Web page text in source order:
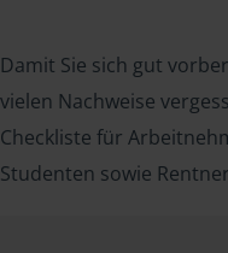
Damit Sie sich gut
vielen Nachweise
Checkliste für
Studenten sowie